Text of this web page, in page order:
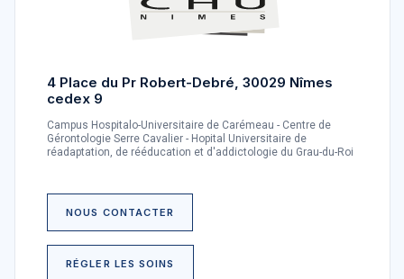
4 Place du Pr Robert-Debré, 30029 Nîmes
cedex 9
Campus Hospitalo-Universitaire de Carémeau - Centre de
Gérontologie Serre Cavalier - Hopital Universitaire de
réadaptation, de rééducation et d'addictologie du Grau-du-Roi
NOUS CONTACTER
RÉGLER LES SOINS